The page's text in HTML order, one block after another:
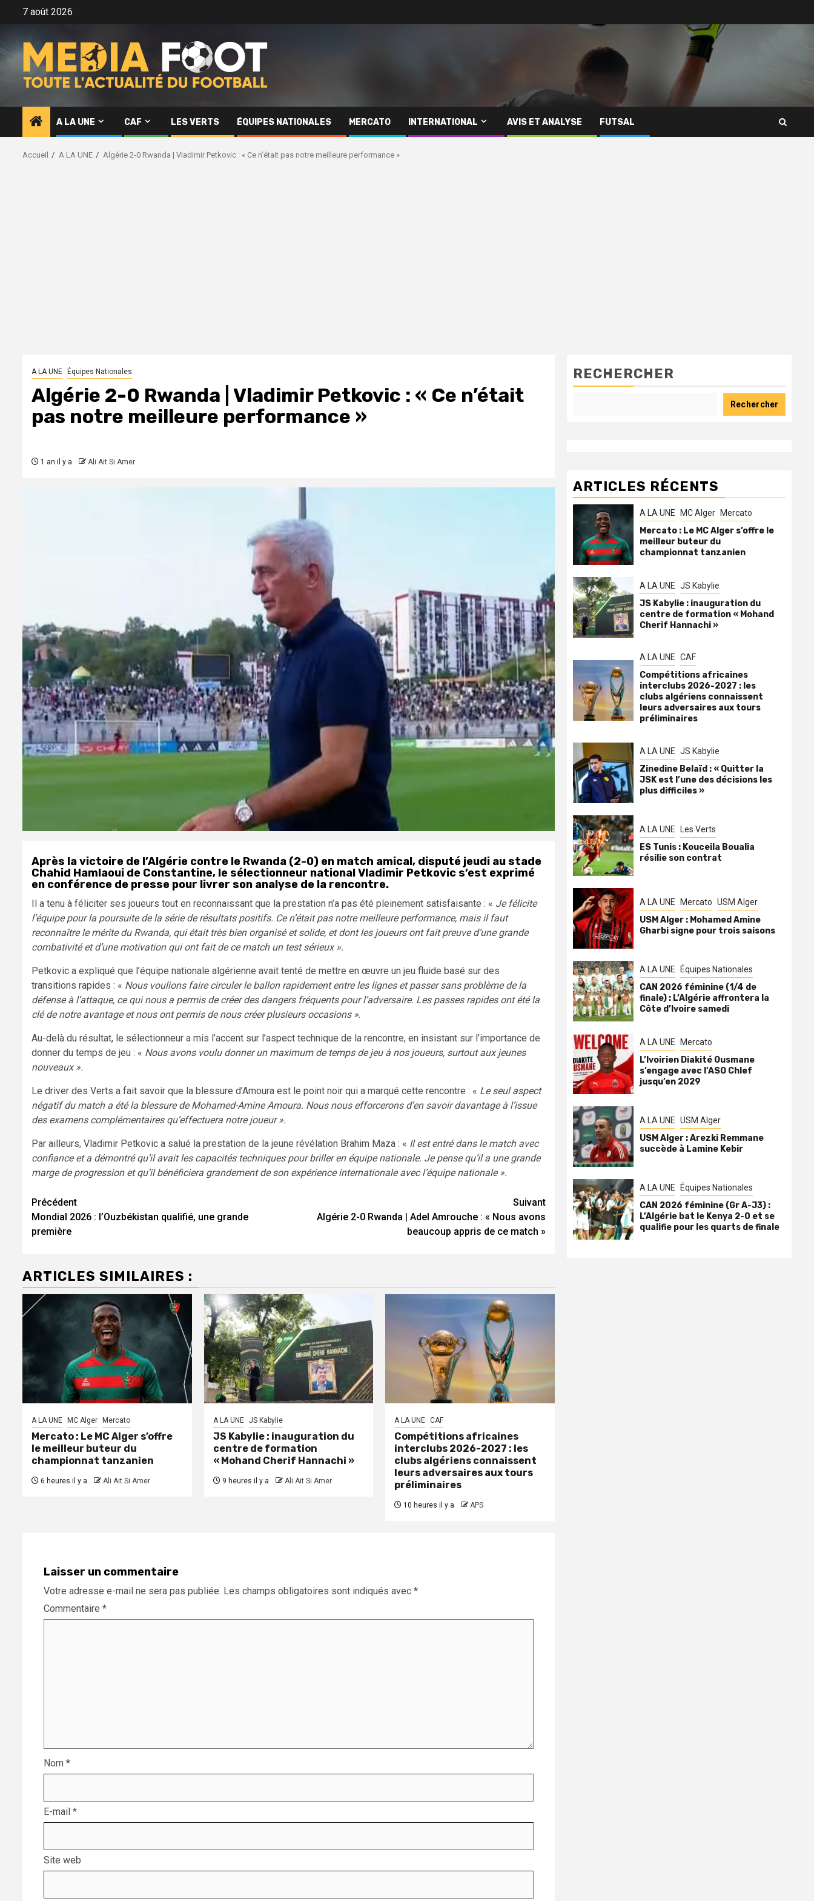
7 août 2026
A LA UNE CAF LES VERTS ÉQUIPES NATIONALES MERCATO INTERNATIONAL AVIS ET ANALYSE FUTSAL
Accueil A LA UNE Algérie 2-0 Rwanda | Vladimir Petkovic : « Ce n’était pas notre meilleure performance »
A LA UNE Équipes Nationales
Algérie 2-0 Rwanda | Vladimir Petkovic : « Ce n’était
pas notre meilleure performance »
1 an il y a Ali Ait Si Amer
Après la victoire de l’Algérie contre le Rwanda (2-0) en match amical, disputé jeudi au stade
Chahid Hamlaoui de Constantine, le sélectionneur national Vladimir Petkovic s’est exprimé
en conférence de presse pour livrer son analyse de la rencontre.
Il a tenu à féliciter ses joueurs tout en reconnaissant que la prestation n’a pas été pleinement satisfaisante : « Je félicite
l’équipe pour la poursuite de la série de résultats positifs. Ce n’était pas notre meilleure performance, mais il faut
reconnaître le mérite du Rwanda, qui était très bien organisé et solide, et dont les joueurs ont fait preuve d’une grande
combativité et d’une motivation qui ont fait de ce match un test sérieux ».
Petkovic a expliqué que l’équipe nationale algérienne avait tenté de mettre en œuvre un jeu fluide basé sur des
transitions rapides : « Nous voulions faire circuler le ballon rapidement entre les lignes et passer sans problème de la
défense à l’attaque, ce qui nous a permis de créer des dangers fréquents pour l’adversaire. Les passes rapides ont été la
clé de notre avantage et nous ont permis de nous créer plusieurs occasions ».
Au-delà du résultat, le sélectionneur a mis l’accent sur l’aspect technique de la rencontre, en insistant sur l’importance de
donner du temps de jeu : « Nous avons voulu donner un maximum de temps de jeu à nos joueurs, surtout aux jeunes
nouveaux ».
Le driver des Verts a fait savoir que la blessure d’Amoura est le point noir qui a marqué cette rencontre : « Le seul aspect
négatif du match a été la blessure de Mohamed-Amine Amoura. Nous nous efforcerons d’en savoir davantage à l’issue
des examens complémentaires qu’effectuera notre joueur ».
Par ailleurs, Vladimir Petkovic a salué la prestation de la jeune révélation Brahim Maza : « Il est entré dans le match avec
confiance et a démontré qu’il avait les capacités techniques pour briller en équipe nationale. Je pense qu’il a une grande
marge de progression et qu’il bénéficiera grandement de son expérience internationale avec l’équipe nationale ».
Navigation
d’article
Précédent
Mondial 2026 : l’Ouzbékistan qualifié, une grande
première
Suivant
Algérie 2-0 Rwanda | Adel Amrouche : « Nous avons
beaucoup appris de ce match »
ARTICLES SIMILAIRES :
A LA UNE MC Alger Mercato
Mercato : Le MC Alger s’offre
le meilleur buteur du
championnat tanzanien
6 heures il y a Ali Ait Si Amer
A LA UNE JS Kabylie
JS Kabylie : inauguration du
centre de formation
« Mohand Cherif Hannachi »
9 heures il y a Ali Ait Si Amer
A LA UNE CAF
Compétitions africaines
interclubs 2026-2027 : les
clubs algériens connaissent
leurs adversaires aux tours
préliminaires
10 heures il y a APS
Laisser un commentaire
Votre adresse e-mail ne sera pas publiée. Les champs obligatoires sont indiqués avec *
Commentaire *
Nom *
E-mail *
Site web
RECHERCHER
Rechercher
ARTICLES RÉCENTS
A LA UNE MC Alger Mercato
Mercato : Le MC Alger s’offre le
meilleur buteur du
championnat tanzanien
A LA UNE JS Kabylie
JS Kabylie : inauguration du
centre de formation « Mohand
Cherif Hannachi »
A LA UNE CAF
Compétitions africaines
interclubs 2026-2027 : les
clubs algériens connaissent
leurs adversaires aux tours
préliminaires
A LA UNE JS Kabylie
Zinedine Belaïd : « Quitter la
JSK est l’une des décisions les
plus difficiles »
A LA UNE Les Verts
ES Tunis : Kouceila Boualia
résilie son contrat
A LA UNE Mercato USM Alger
USM Alger : Mohamed Amine
Gharbi signe pour trois saisons
A LA UNE Équipes Nationales
CAN 2026 féminine (1/4 de
finale) : L’Algérie affrontera la
Côte d’Ivoire samedi
A LA UNE Mercato
L’Ivoirien Diakité Ousmane
s’engage avec l’ASO Chlef
jusqu’en 2029
A LA UNE USM Alger
USM Alger : Arezki Remmane
succède à Lamine Kebir
A LA UNE Équipes Nationales
CAN 2026 féminine (Gr A-J3) :
L’Algérie bat le Kenya 2-0 et se
qualifie pour les quarts de finale